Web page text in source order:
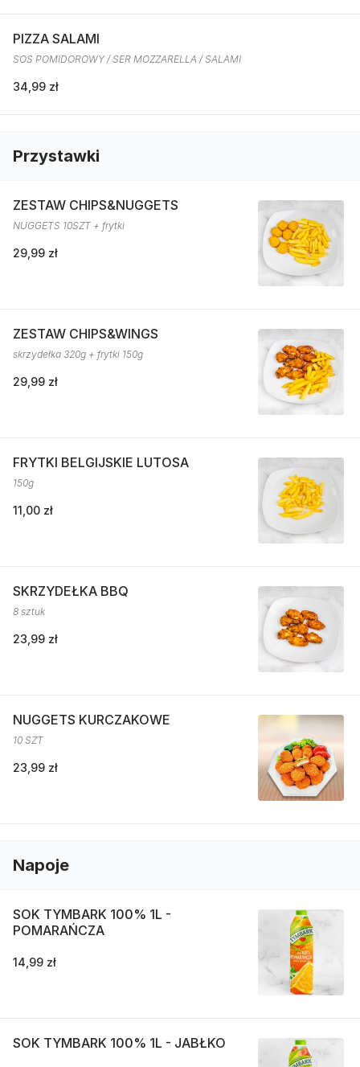
PIZZA SALAMI
SOS POMIDOROWY / SER MOZZARELLA / SALAMI
34,99 zł
Przystawki
ZESTAW CHIPS&NUGGETS
NUGGETS 10SZT + frytki
29,99 zł
ZESTAW CHIPS&WINGS
skrzydełka 320g + frytki 150g
29,99 zł
FRYTKI BELGIJSKIE LUTOSA
150g
11,00 zł
SKRZYDEŁKA BBQ
8 sztuk
23,99 zł
NUGGETS KURCZAKOWE
10 SZT
23,99 zł
Napoje
SOK TYMBARK 100% 1L -
POMARAŃCZA
14,99 zł
SOK TYMBARK 100% 1L - JABŁKO